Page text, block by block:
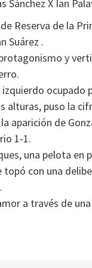
X Ian
Reserva de la
Suárez .
y
ocupado
alturas, puso la
aparición de
1-1.
una pelota en
con una
a través de